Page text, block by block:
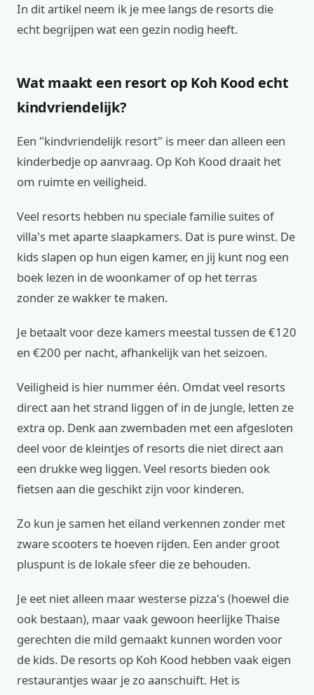
In dit artikel neem ik je mee langs de resorts die
echt begrijpen wat een gezin nodig heeft.
Wat maakt een resort op Koh Kood echt
kindvriendelijk?
Een "kindvriendelijk resort" is meer dan alleen een
kinderbedje op aanvraag. Op Koh Kood draait het
om ruimte en veiligheid.
Veel resorts hebben nu speciale familie suites of
villa's met aparte slaapkamers. Dat is pure winst. De
kids slapen op hun eigen kamer, en jij kunt nog een
boek lezen in de woonkamer of op het terras
zonder ze wakker te maken.
Je betaalt voor deze kamers meestal tussen de €120
en €200 per nacht, afhankelijk van het seizoen.
Veiligheid is hier nummer één. Omdat veel resorts
direct aan het strand liggen of in de jungle, letten ze
extra op. Denk aan zwembaden met een afgesloten
deel voor de kleintjes of resorts die niet direct aan
een drukke weg liggen. Veel resorts bieden ook
fietsen aan die geschikt zijn voor kinderen.
Zo kun je samen het eiland verkennen zonder met
zware scooters te hoeven rijden. Een ander groot
pluspunt is de lokale sfeer die ze behouden.
Je eet niet alleen maar westerse pizza's (hoewel die
ook bestaan), maar vaak gewoon heerlijke Thaise
gerechten die mild gemaakt kunnen worden voor
de kids. De resorts op Koh Kood hebben vaak eigen
restaurantjes waar je zo aanschuift. Het is